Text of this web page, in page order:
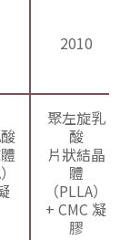
2010
聚左旋乳
酸
片狀結晶
體
（PLLA）
+ CMC 凝
膠